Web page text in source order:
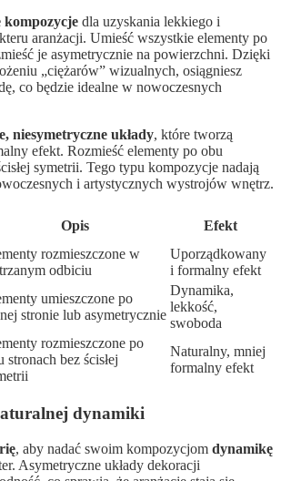
kompozycje dla uzyskania lekkiego i
aranżacji. Umieść wszystkie elementy po
je asymetrycznie na powierzchni. Dzięki
„ciężarów” wizualnych, osiągniesz
co będzie idealne w nowoczesnych
niesymetryczne układy, które tworzą
efekt. Rozmieść elementy po obu
symetrii. Tego typu kompozycje nadają
i artystycznych wystrojów wnętrz.
Opis Efekt
rozmieszczone w
odbiciu
Uporządkowany
i formalny efekt
umieszczone po
stronie lub asymetrycznie
Dynamika,
lekkość,
swoboda
rozmieszczone po
stronach bez ścisłej
Naturalny, mniej
formalny efekt
dynamiki
, aby nadać swoim kompozycjom dynamikę
Asymetryczne układy dekoracji